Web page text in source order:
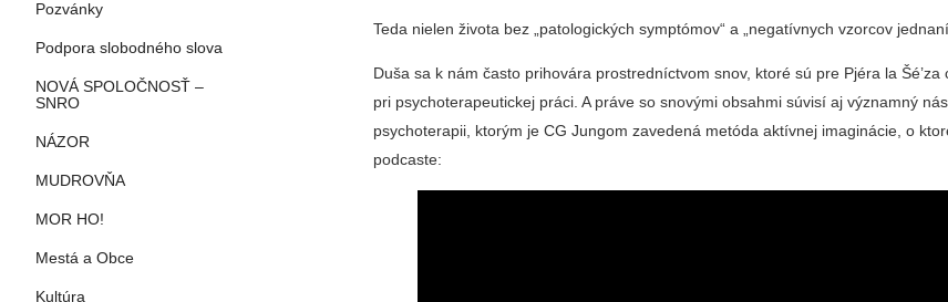
Pozvánky
Podpora slobodného slova
NOVÁ SPOLOČNOSŤ –
SNRO
NÁZOR
MUDROVŇA
MOR HO!
Mestá a Obce
Kultúra
Teda nielen života bez „patologických symptómov“ a „negatívnych vzorcov
Duša sa k nám často prihovára prostredníctvom snov, ktoré sú pre Pjéra la Šé’za
pri psychoterapeutickej práci. A práve so snovými obsahmi súvisí aj významný
psychoterapii, ktorým je CG Jungom zavedená metóda aktívnej imaginácie, o
podcaste: